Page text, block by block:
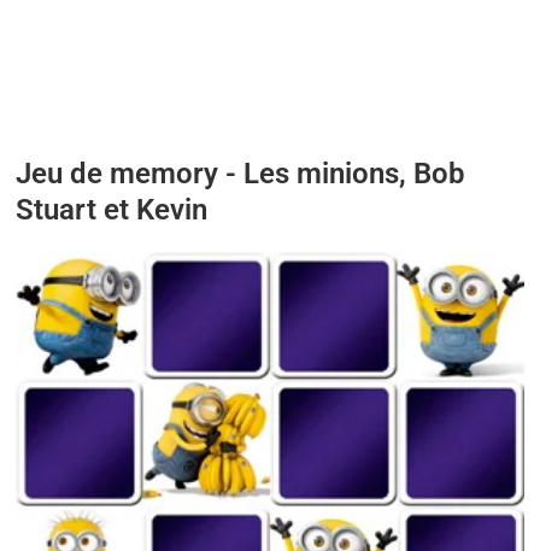
Jeu de memory - Les minions, Bob
Stuart et Kevin